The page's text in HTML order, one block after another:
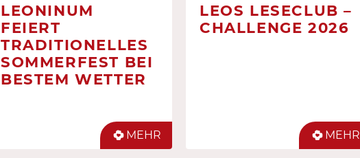
LEONINUM
FEIERT
TRADITIONELLES
SOMMERFEST BEI
BESTEM WETTER
MEHR
LEOS LESECLUB –
CHALLENGE 2026
MEHR